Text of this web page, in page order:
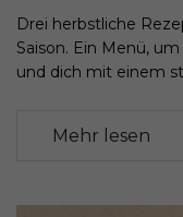
Drei herbstliche
Saison. Ein Menü,
und dich mit einem
Mehr lesen